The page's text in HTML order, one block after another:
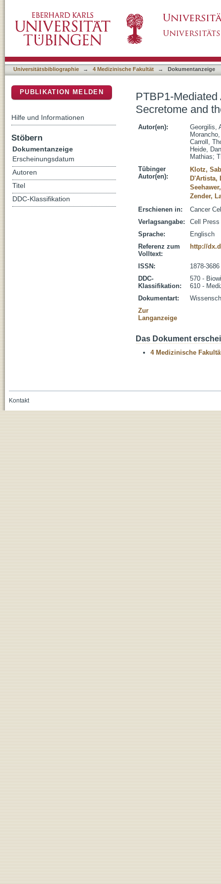
tumorigenic Effects of Senescent Cells
Universitätsbibliographie → 4 Medizinische Fakultät → Dokumentanzeige
PTBP1-
Secretome and
Autor(en):
Georgilis,
Carroll,
Heide,
Mathias;
Tübinger
Autor(en):
Klotz,
D'Artista,
Zender,
Erschienen in:
Cancer
Verlagsangabe:
Cell Press
Sprache:
Englisch
Referenz zum
Volltext:
http://
ISSN:
1878-3686
DDC-
Klassifikation:
570 -
610 -
Dokumentart:
Zur
Langanzeige
Das Dokument
4 Medizinische
PUBLIKATION MELDEN
Hilfe und Informationen
Stöbern
Dokumentanzeige
Erscheinungsdatum
Autoren
Titel
DDC-Klassifikation
Kontakt